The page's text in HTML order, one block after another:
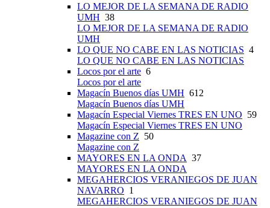
LO MEJOR DE LA SEMANA DE RADIO
UMH 38
LO MEJOR DE LA SEMANA DE RADIO
UMH
LO QUE NO CABE EN LAS NOTICIAS 4
LO QUE NO CABE EN LAS NOTICIAS
Locos por el arte 6
Locos por el arte
Magacín Buenos días UMH 612
Magacín Buenos días UMH
Magacín Especial Viernes TRES EN UNO 59
Magacín Especial Viernes TRES EN UNO
Magazine con Z 50
Magazine con Z
MAYORES EN LA ONDA 37
MAYORES EN LA ONDA
MEGAHERCIOS VERANIEGOS DE JUAN
NAVARRO 1
MEGAHERCIOS VERANIEGOS DE JUAN